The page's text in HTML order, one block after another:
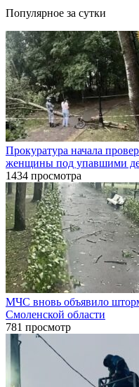
Популярное за сутки
Прокуратура начала
женщины под упавшими
1434 просмотра
МЧС вновь объявило
Смоленской области
781 просмотр